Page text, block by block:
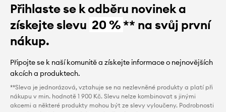
Přihlaste se k odběru novinek a
získejte slevu 20 %** na svůj první
nákup.
Připojte se k naší komunitě a získejte informace o nejnovějších
akcích a produktech.
**Sleva je jednorázová, vztahuje se na nezlevněné produkty a platí při
nákupu v min. hodnotě 1 900 Kč. Slevu nelze kombinovat s jinými
akcemi a některé produkty mohou být ze slevy vyloučeny. Podrobnosti